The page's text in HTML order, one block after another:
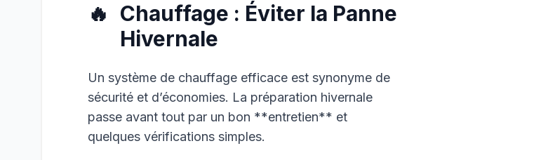
🔥 Chauffage : Éviter la Panne
Hivernale
Un système de chauffage efficace est synonyme de
sécurité et d’économies. La préparation hivernale
passe avant tout par un bon **entretien** et
quelques vérifications simples.